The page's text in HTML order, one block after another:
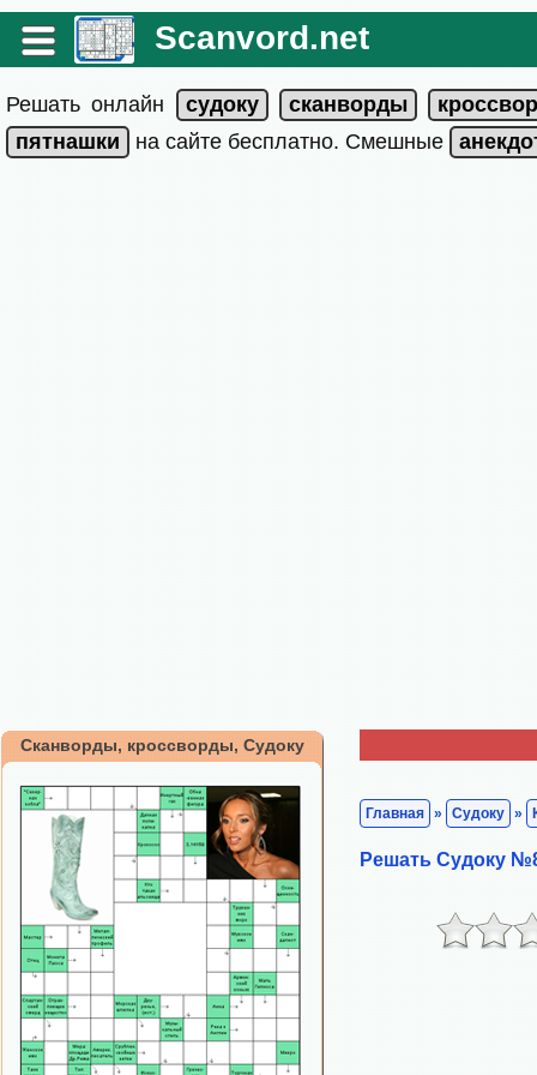
Scanvord.net
Решать онлайн
на сайте бесплатно. Смешные
Сканворды, кроссворды, Судоку
Главная » Судоку »
Решать Судоку